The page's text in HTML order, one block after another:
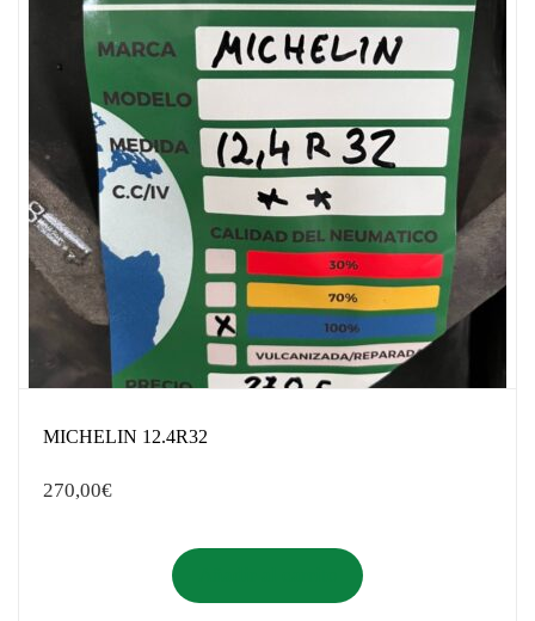
MICHELIN 12.4R32
270,00€